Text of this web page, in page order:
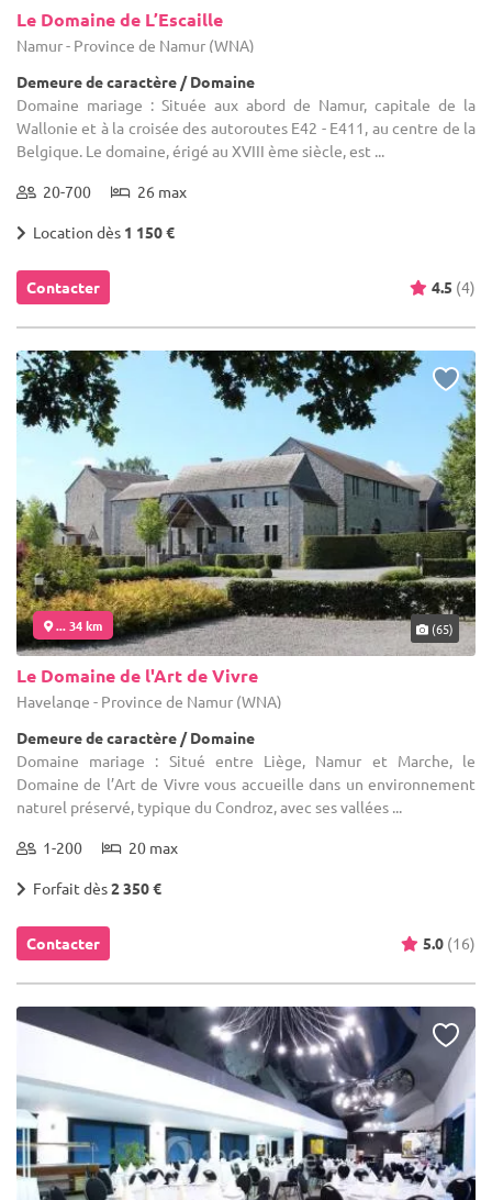
Le Domaine de L’Escaille
Namur - Province de Namur (WNA)
Demeure de caractère / Domaine
Domaine mariage : Située aux abord de Namur, capitale de la
Wallonie et à la croisée des autoroutes E42 - E411, au centre de la
Belgique. Le domaine, érigé au XVIII ème siècle, est ...
20-700 26 max
Location dès 1 150 €
Contacter 4.5 (4)
... 34 km (65)
Le Domaine de l'Art de Vivre
Havelange - Province de Namur (WNA)
Demeure de caractère / Domaine
Domaine mariage : Situé entre Liège, Namur et Marche, le
Domaine de l’Art de Vivre vous accueille dans un environnement
naturel préservé, typique du Condroz, avec ses vallées ...
1-200 20 max
Forfait dès2 350 €
Contacter 5.0 (16)